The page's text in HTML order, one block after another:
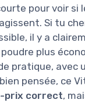
pour voir si
Si tu
il y a
plus
pratique, avec
pensée, ce
prix correct,